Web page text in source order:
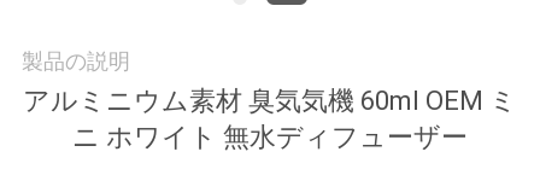
品
質
製品の説明
アルミニウム素材 臭気気機 60ml OEM ミ
ニ ホワイト 無水ディフューザー